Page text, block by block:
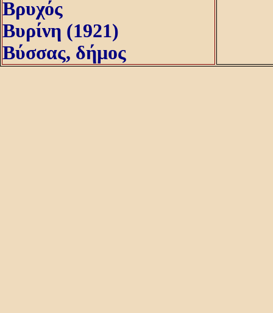
Βρυχός
Βυρίνη (1921)
Βύσσας, δήμος